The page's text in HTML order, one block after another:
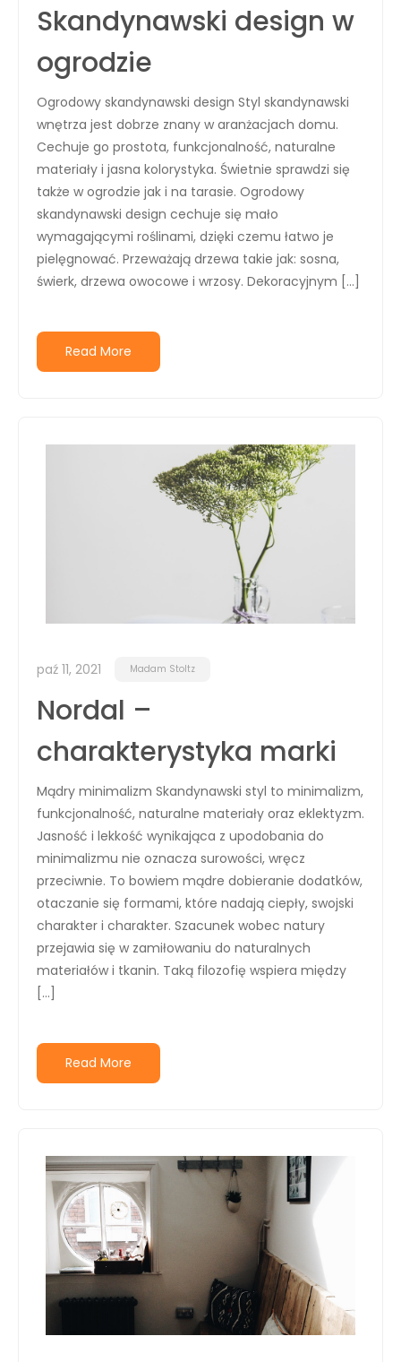
Skandynawski design w
ogrodzie
Ogrodowy skandynawski design Styl skandynawski
wnętrza jest dobrze znany w aranżacjach domu.
Cechuje go prostota, funkcjonalność, naturalne
materiały i jasna kolorystyka. Świetnie sprawdzi się
także w ogrodzie jak i na tarasie. Ogrodowy
skandynawski design cechuje się mało
wymagającymi roślinami, dzięki czemu łatwo je
pielęgnować. Przeważają drzewa takie jak: sosna,
świerk, drzewa owocowe i wrzosy. Dekoracyjnym […]
Read More
paź 11, 2021 Madam Stoltz
Nordal –
charakterystyka marki
Mądry minimalizm Skandynawski styl to minimalizm,
funkcjonalność, naturalne materiały oraz eklektyzm.
Jasność i lekkość wynikająca z upodobania do
minimalizmu nie oznacza surowości, wręcz
przeciwnie. To bowiem mądre dobieranie dodatków,
otaczanie się formami, które nadają ciepły, swojski
charakter i charakter. Szacunek wobec natury
przejawia się w zamiłowaniu do naturalnych
materiałów i tkanin. Taką filozofię wspiera między
[…]
Read More